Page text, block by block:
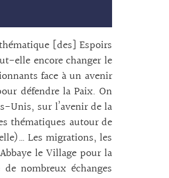
[des] Espoirs
elle encore changer le
face à un avenir
défendre la Paix. On
Unis, sur l’avenir de la
thématiques autour de
Les migrations, les
le Village pour la
nombreux échanges